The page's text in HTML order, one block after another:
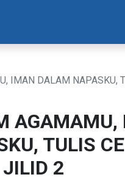
IMAN DALAM NAPASKU,
AGAMAMU,
TULIS
2